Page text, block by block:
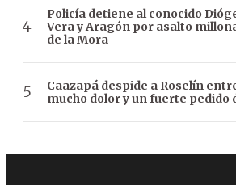
Policía detiene al conocido
Vera y Aragón por asalto
de la Mora
Caazapá despide a Roselín
mucho dolor y un fuerte pedido